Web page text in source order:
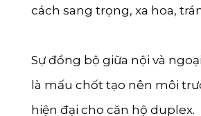
cách sang trọng, xa hoa,
Sự đồng bộ giữa nội và
là mấu chốt tạo nên môi
hiện đại cho căn hộ duplex.